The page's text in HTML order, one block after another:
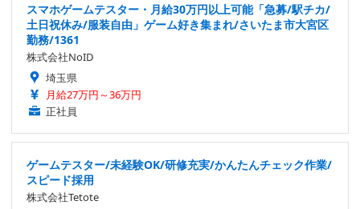
スマホゲームテスター・月給30万円以上可能「急募/駅チカ/
土日祝休み/服装自由」ゲーム好き集まれ/さいたま市大宮区
勤務/1361
株式会社NoID
埼玉県
月給27万円～36万円
正社員
ゲームテスター/未経験OK/研修充実/かんたんチェック作業/
スピード採用
株式会社Tetote